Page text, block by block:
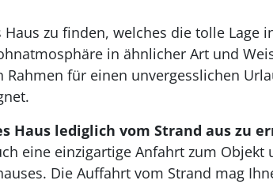
zu finden, welches die tolle Lage
in ähnlicher Art und
für einen unvergesslichen
Haus lediglich vom Strand aus zu
eine einzigartige Anfahrt zum
vom Strand mag Ihnen im ersten Moment sehr